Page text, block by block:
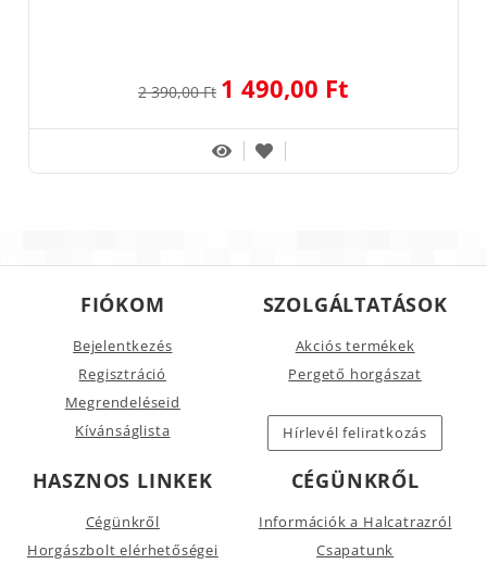
2 390,00 Ft 1 490,00 Ft
FIÓKOM
Bejelentkezés
Regisztráció
Megrendeléseid
Kívánságlista
SZOLGÁLTATÁSOK
Akciós termékek
Pergető horgászat
Hírlevél feliratkozás
HASZNOS LINKEK
Cégünkről
Horgászbolt elérhetőségei
CÉGÜNKRŐL
Információk a Halcatrazról
Csapatunk